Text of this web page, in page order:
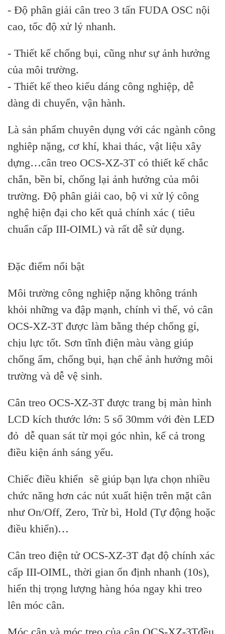
- Độ phân giải cân treo 3 tấn FUDA OSC nội
cao, tốc độ xử lý nhanh.
- Thiết kế chống bụi, cũng như sự ảnh hưởng
của môi trường.
- Thiết kế theo kiểu dáng công nghiệp, dễ
dàng di chuyển, vận hành.
Là sản phẩm chuyên dụng với các ngành công
nghiêp nặng, cơ khí, khai thác, vật liệu xây
dựng…cân treo OCS-XZ-3T có thiết kế chắc
chắn, bền bỉ, chống lại ảnh hưởng của môi
trường. Độ phân giải cao, bộ vi xử lý công
nghệ hiện đại cho kết quả chính xác ( tiêu
chuẩn cấp III-OIML) và rất dễ sử dụng.
Đặc điểm nổi bật
Môi trường công nghiệp nặng không tránh
khỏi những va đập mạnh, chính vì thế, vỏ cân
OCS-XZ-3T được làm bằng thép chống gỉ,
chịu lực tốt. Sơn tĩnh điện màu vàng giúp
chống ẩm, chống bụi, hạn chế ảnh hưởng môi
trường và dễ vệ sinh.
Cân treo OCS-XZ-3T được trang bị màn hình
LCD kích thước lớn: 5 số 30mm với đèn LED
đỏ dễ quan sát từ mọi góc nhìn, kể cả trong
điều kiện ánh sáng yếu.
Chiếc điều khiển sẽ giúp bạn lựa chọn nhiều
chức năng hơn các nút xuất hiện trên mặt cân
như On/Off, Zero, Trừ bì, Hold (Tự động hoặc
điều khiển)…
Cân treo điện tử OCS-XZ-3T đạt độ chính xác
cấp III-OIML, thời gian ổn định nhanh (10s),
hiển thị trọng lượng hàng hóa ngay khi treo
lên móc cân.